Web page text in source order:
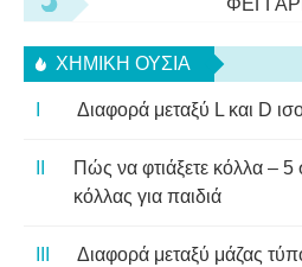
ΦΕΓΓΆΡΙ
ΧΗΜΙΚΉ ΟΥΣΊΑ
Διαφορά μεταξύ L και D
Πώς να φτιάξετε κόλλα – 5
κόλλας για παιδιά
Διαφορά μεταξύ μάζας